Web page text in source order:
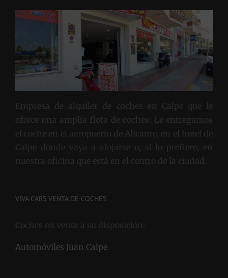
Empresa de alquiler de coches en Calpe que le
ofrece una amplia flota de coches. Le entregamos
el coche en el aeropuerto de Alicante, en el hotel de
Calpe donde vaya a alojarse o, si lo prefiere, en
nuestra oficina que está en el centro de la ciudad.
VIVA CARS VENTA DE COCHES
Coches en venta a su disposición:
Automóviles Juan Calpe